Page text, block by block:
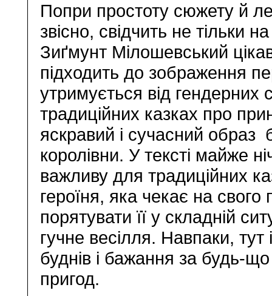
Попри простоту сюжету й
звісно, свідчить не тільки
Зиґмунт Мілошевський
підходить до зображення
утримується від гендерних
традиційних казках про
яскравий і сучасний образ
королівни. У тексті майже
важливу для традиційних
героїня, яка чекає на свого
порятувати її у складній
гучне весілля. Навпаки,
буднів і бажання за будь-
пригод.